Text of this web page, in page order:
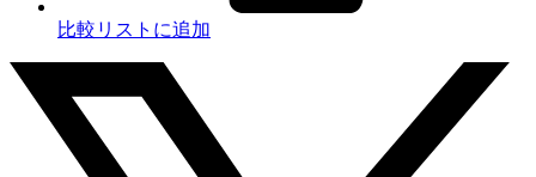
比較リストに追加